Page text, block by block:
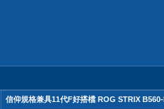
信仰規格兼具11代F好搭檔 ROG STRIX